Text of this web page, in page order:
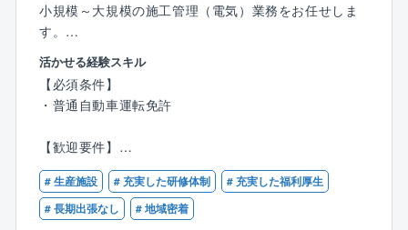
小規模～大規模の施工管理（電気）業務をお任せしま
す。
※拠点によっては1件数千円～の工事から対応しており
ます。
※こちらも拠点によりますが、新入社員で年間100件程
度の見積もりを取る場合もあるので、ご対応いただく
す）。
◎建物の電気工事を安全・正確に進めるために、現場
を管理するお仕事です。
活かせる経験スキル
【必須条件】
・普通自動車運転免許
【歓迎要件】
・大学や工業高校などで、電気系の勉強をされていた
方
・電気に関する業務経験をお持ちの方
# 生産施設 # 充実した研修体制
# 充実した福利厚生
# 長期出張なし
# 地域密着